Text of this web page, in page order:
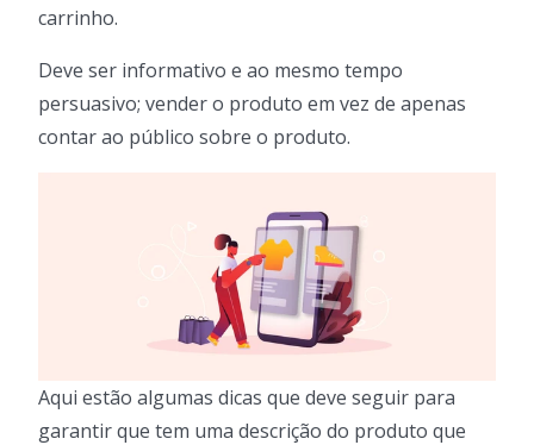
carrinho.
Deve ser informativo e ao mesmo tempo
persuasivo; vender o produto em vez de apenas
contar ao público sobre o produto.
Aqui estão algumas dicas que deve seguir para
garantir que tem uma descrição do produto que